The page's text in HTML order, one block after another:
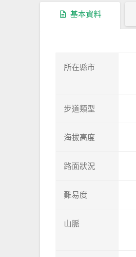
基本資料
所在縣市
步道類型
海拔高度
路面狀況
難易度
山脈